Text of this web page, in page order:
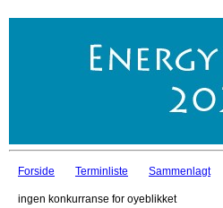
Forside Terminliste Sammenlagt
ingen konkurranse for oyeblikket